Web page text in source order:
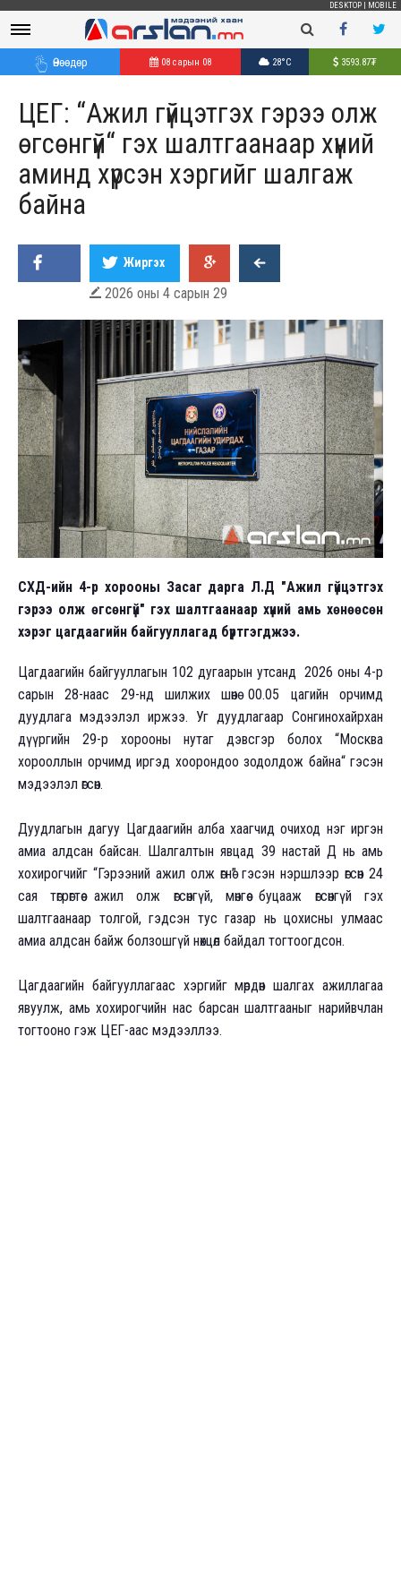
DESKTOP MOBILE
Өнөөдөр 08 сарын 08 28°C 3593.87₮
ЦЕГ: “Ажил гүйцэтгэх гэрээ олж
өгсөнгүй“ гэх шалтгаанаар хүний
аминд хүрсэн хэргийг шалгаж
байна
Жиргэх
 2026 оны 4 сарын 29
СХД-ийн 4-р хорооны Засаг дарга Л.Д "Ажил гүйцэтгэх
гэрээ олж өгсөнгүй" гэх шалтгаанаар хүний амь хөнөөсөн
хэрэг цагдаагийн байгууллагад бүртгэгджээ.
Цагдаагийн байгууллагын 102 дугаарын утсанд 2026 оны 4-р
сарын 28-наас 29-нд шилжих шөнө 00.05 цагийн орчимд
дуудлага мэдээлэл иржээ. Уг дуудлагаар Сонгинохайрхан
дүүргийн 29-р хорооны нутаг дэвсгэр болох “Москва
хорооллын орчимд иргэд хоорондоо зодолдож байна“ гэсэн
мэдээлэл өгсөн.
Дуудлагын дагуу Цагдаагийн алба хаагчид очиход нэг иргэн
амиа алдсан байсан. Шалгалтын явцад 39 настай Д нь амь
хохирогчийг “Гэрээний ажил олж өгнө” гэсэн нэршлээр өгсөн 24
сая төгрөгтөө ажил олж өгсөнгүй, мөнгөө буцааж өгсөнгүй гэх
шалтгаанаар толгой, гэдсэн тус газар нь цохисны улмаас
амиа алдсан байж болзошгүй нөхцөл байдал тогтоогдсон.
Цагдаагийн байгууллагаас хэргийг мөрдөн шалгах ажиллагаа
явуулж, амь хохирогчийн нас барсан шалтгааныг нарийвчлан
тогтооно гэж ЦЕГ-аас мэдээллээ.